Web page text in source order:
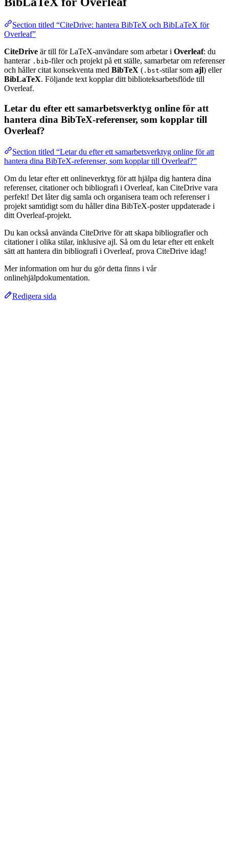
Section titled “CiteDrive: hantera BibTeX och BibLaTeX för
Overleaf”
CiteDrive är till för LaTeX-användare som arbetar i Overleaf: du
hanterar .bib-filer och projekt på ett ställe, samarbetar om referenser
och håller citat konsekventa med BibTeX ( .bst-stilar som ajl) eller
BibLaTeX. Följande text kopplar ditt biblioteksarbetsflöde till
Overleaf.
Letar du efter ett samarbetsverktyg online för att
hantera dina BibTeX-referenser, som kopplar till
Overleaf?
Section titled “Letar du efter ett samarbetsverktyg online för att
hantera dina BibTeX-referenser, som kopplar till Overleaf?”
Om du letar efter ett onlineverktyg för att hjälpa dig hantera dina
referenser, citationer och bibliografi i Overleaf, kan CiteDrive vara
perfekt! Det låter dig samla och organisera team och referenser i
projekt samtidigt som du håller dina BibTeX-poster uppdaterade i
ditt Overleaf-projekt.
Du kan också använda CiteDrive för att skapa bibliografier och
citationer i olika stilar, inklusive ajl. Så om du letar efter ett enkelt
sätt att hantera din bibliografi i Overleaf, prova CiteDrive idag!
Mer information om hur du gör detta finns i vår
onlinehjälpdokumentation.
Redigera sida